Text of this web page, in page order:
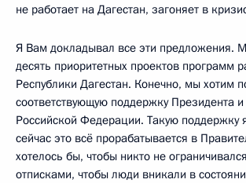
не работает на Дагестан, загоняет в
Я Вам докладывал все эти предложения.
десять приоритетных проектов программ
Республики Дагестан. Конечно, мы хотим
соответствующую поддержку Президента
Российской Федерации. Такую поддержку
сейчас это всё прорабатывается в
хотелось бы, чтобы никто не
отписками, чтобы люди вникали в